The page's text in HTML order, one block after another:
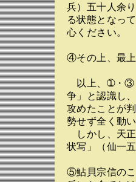
兵）五十人余
る状態となっ
心ください。
④その上、最
以上、➀・③
争」と認識し
攻めたことが
勢せず全く動
しかし、天
状写」（仙一
⑤鮎貝宗信の